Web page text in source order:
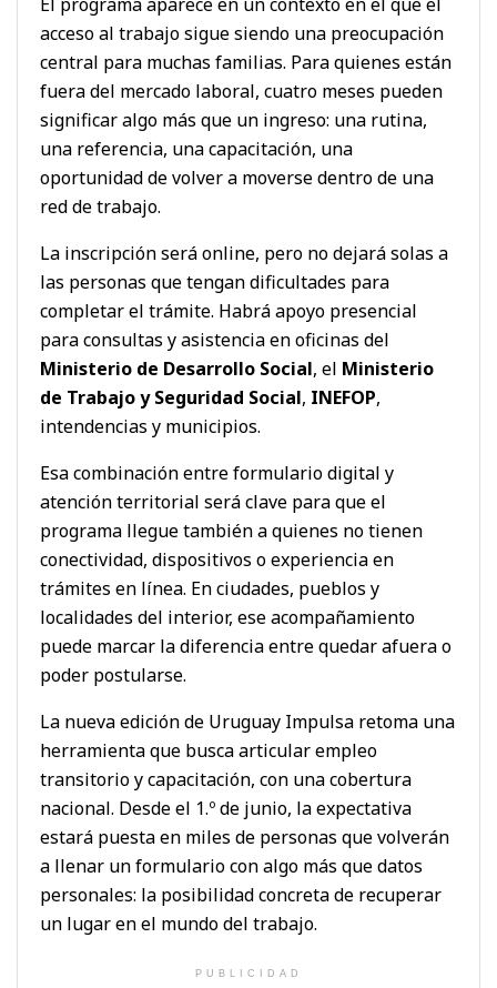
acceso al trabajo sigue siendo una preocupación
central para muchas familias. Para quienes están
fuera del mercado laboral, cuatro meses pueden
significar algo más que un ingreso: una rutina,
una referencia, una capacitación, una
oportunidad de volver a moverse dentro de una
red de trabajo.
La inscripción será online, pero no dejará solas a
las personas que tengan dificultades para
completar el trámite. Habrá apoyo presencial
para consultas y asistencia en oficinas del
Ministerio de Desarrollo Social, el Ministerio
de Trabajo y Seguridad Social, INEFOP,
intendencias y municipios.
Esa combinación entre formulario digital y
atención territorial será clave para que el
programa llegue también a quienes no tienen
conectividad, dispositivos o experiencia en
trámites en línea. En ciudades, pueblos y
localidades del interior, ese acompañamiento
puede marcar la diferencia entre quedar afuera o
poder postularse.
La nueva edición de Uruguay Impulsa retoma una
herramienta que busca articular empleo
transitorio y capacitación, con una cobertura
nacional. Desde el 1.º de junio, la expectativa
estará puesta en miles de personas que volverán
a llenar un formulario con algo más que datos
personales: la posibilidad concreta de recuperar
un lugar en el mundo del trabajo.
PUBLICIDAD